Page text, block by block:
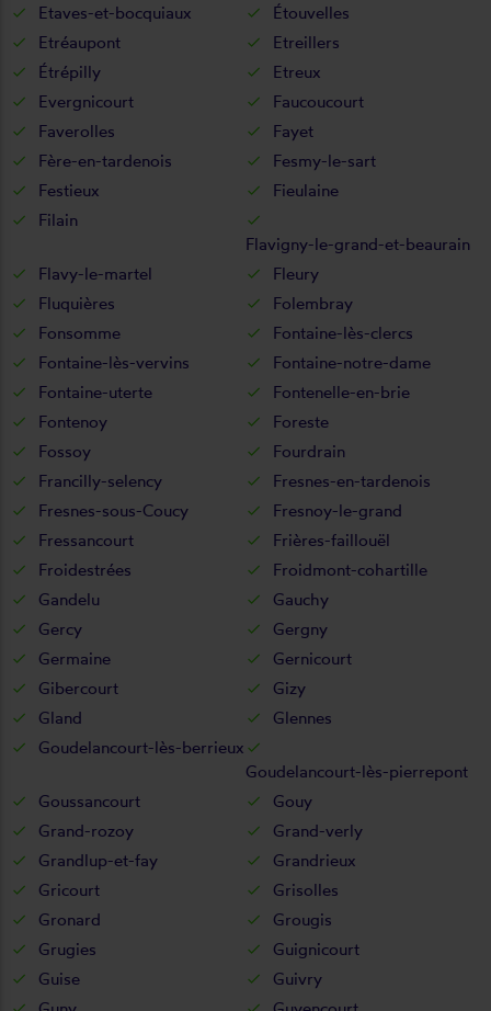
Etaves-et-bocquiaux
Étouvelles
Etréaupont
Etreillers
Étrépilly
Etreux
Evergnicourt
Faucoucourt
Faverolles
Fayet
Fère-en-tardenois
Fesmy-le-sart
Festieux
Fieulaine
Filain
Flavigny-le-grand-et-beaurain
Flavy-le-martel
Fleury
Fluquières
Folembray
Fonsomme
Fontaine-lès-clercs
Fontaine-lès-vervins
Fontaine-notre-dame
Fontaine-uterte
Fontenelle-en-brie
Fontenoy
Foreste
Fossoy
Fourdrain
Francilly-selency
Fresnes-en-tardenois
Fresnes-sous-Coucy
Fresnoy-le-grand
Fressancourt
Frières-faillouël
Froidestrées
Froidmont-cohartille
Gandelu
Gauchy
Gercy
Gergny
Germaine
Gernicourt
Gibercourt
Gizy
Gland
Glennes
Goudelancourt-lès-berrieux
Goudelancourt-lès-pierrepont
Goussancourt
Gouy
Grand-rozoy
Grand-verly
Grandlup-et-fay
Grandrieux
Gricourt
Grisolles
Gronard
Grougis
Grugies
Guignicourt
Guise
Guivry